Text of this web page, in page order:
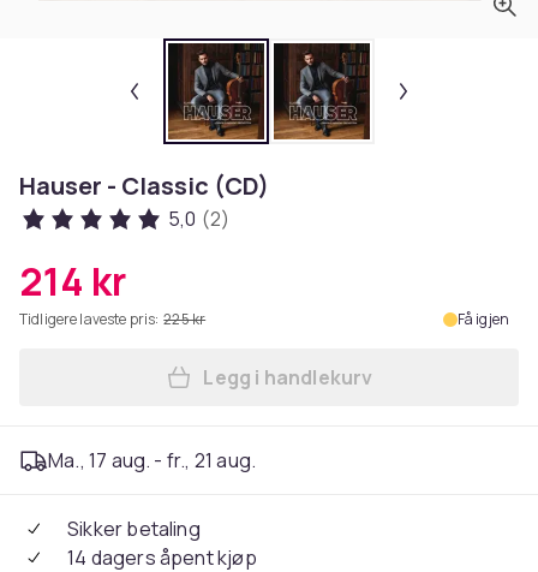
Hauser - Classic (CD)
5,0 (2)
214 kr
Tidligere laveste pris: 225 kr Få igjen
Legg Hauser - Classic (CD)
Legg i handlekurv
Ma., 17 aug. - fr., 21 aug.
Sikker betaling
14 dagers åpent kjøp